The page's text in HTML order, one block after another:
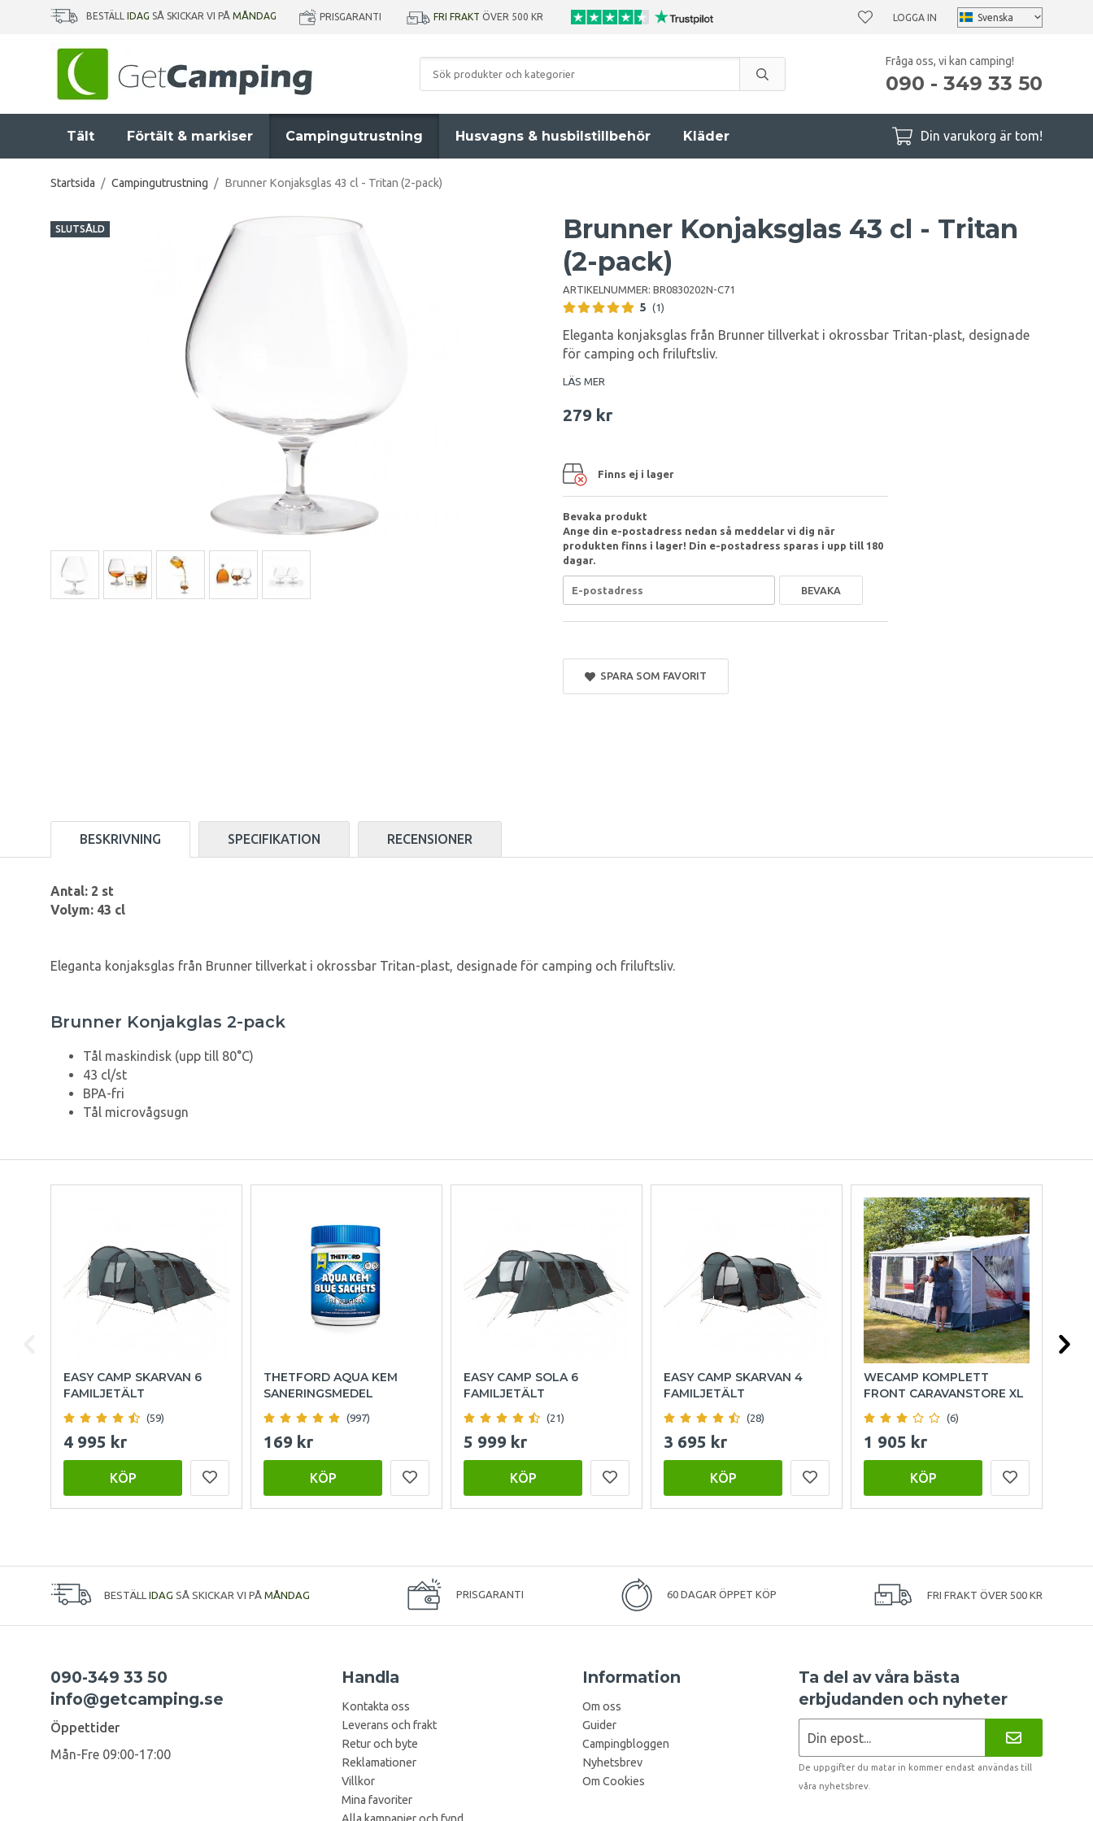
BESTÄLL IDAG SÅ SKICKAR VI PÅ MÅNDAG PRISGARANTI FRI FRAKT ÖVER 500 KR LOGGA IN
Fråga oss, vi kan camping!
090 - 349 33 50
Tält Förtält & markiser Campingutrustning Husvagns & husbilstillbehör Kläder Din varukorg är tom!
Startsida / Campingutrustning / Brunner Konjaksglas 43 cl - Tritan (2-pack)
SLUTSÅLD
Brunner Konjaksglas 43 cl - Tritan
(2-pack)
ARTIKELNUMMER: BR0830202N-C71
5 (1)
Eleganta konjaksglas från Brunner tillverkat i okrossbar Tritan-plast, designade
för camping och friluftsliv.
LÄS MER
279 kr
Finns ej i lager
Bevaka produkt
Ange din e-postadress nedan så meddelar vi dig när
produkten finns i lager! Din e-postadress sparas i upp till 180
dagar.
BEVAKA
SPARA SOM FAVORIT
BESKRIVNING SPECIFIKATION RECENSIONER
Antal: 2 st
Volym: 43 cl
Eleganta konjaksglas från Brunner tillverkat i okrossbar Tritan-plast, designade för camping och friluftsliv.
Brunner Konjakglas 2-pack
Tål maskindisk (upp till 80°C)
43 cl/st
BPA-fri
Tål microvågsugn
EASY CAMP SKARVAN 6
FAMILJETÄLT
(59)
4 995 kr
KÖP
THETFORD AQUA KEM
SANERINGSMEDEL
(997)
169 kr
KÖP
EASY CAMP SOLA 6
FAMILJETÄLT
(21)
5 999 kr
KÖP
EASY CAMP SKARVAN 4
FAMILJETÄLT
(28)
3 695 kr
KÖP
WECAMP KOMPLETT
FRONT CARAVANSTORE XL
(6)
1 905 kr
KÖP
BESTÄLL IDAG SÅ SKICKAR VI PÅ MÅNDAG PRISGARANTI 60 DAGAR ÖPPET KÖP FRI FRAKT ÖVER 500 KR
090-349 33 50
info@getcamping.se
Öppettider
Mån-Fre 09:00-17:00
Handla
Kontakta oss
Leverans och frakt
Retur och byte
Reklamationer
Villkor
Mina favoriter
Information
Om oss
Guider
Campingbloggen
Nyhetsbrev
Om Cookies
Ta del av våra bästa
erbjudanden och nyheter
De uppgifter du matar in kommer endast användas till
våra nyhetsbrev.